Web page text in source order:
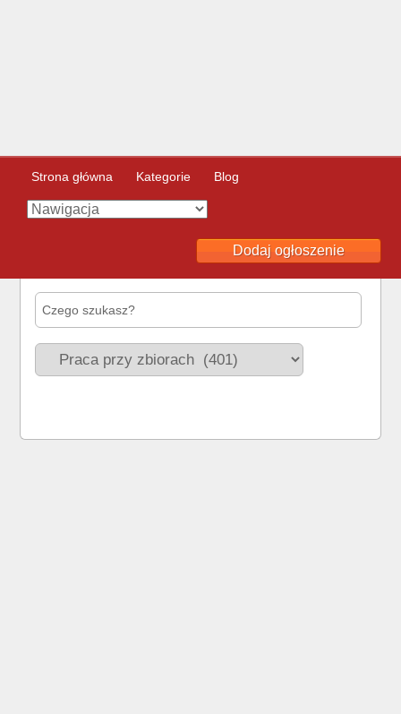
Strona główna Kategorie Blog
Dodaj ogłoszenie